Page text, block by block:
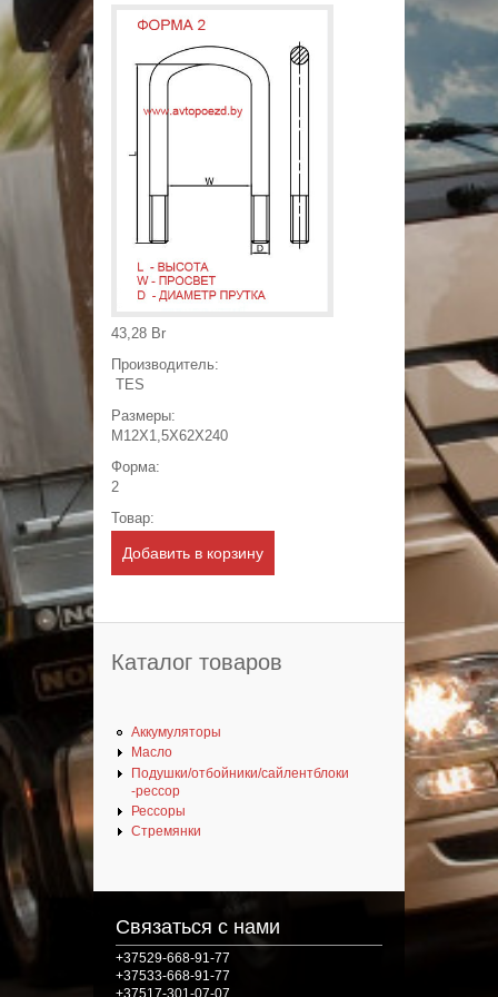
продажи листов рессоры
отдельно от пакета!
среда, июня 18, 2014 - 19:22
СКИДКА НА ВСЮ ПРОДУКЦИЮ!
четверг, июня 28, 2018 - 22:50
43,28 Br
Производитель:
TES
Размеры:
M12X1,5X62X240
Форма:
2
Товар:
Каталог товаров
Аккумуляторы
Масло
Подушки/отбойники/сайлентблоки
-рессор
Рессоры
Стремянки
Связаться с нами
+37529-668-91-77
+37533-668-91-77